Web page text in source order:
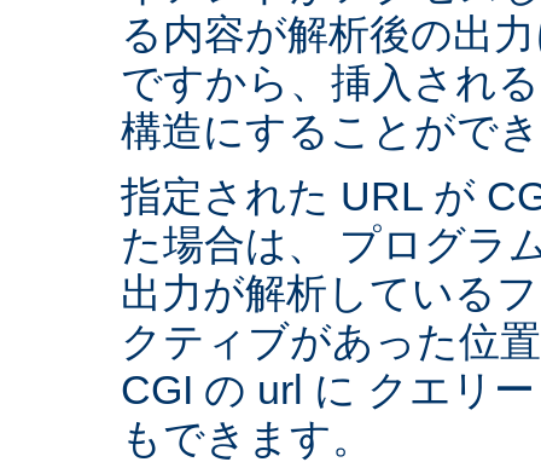
る内容が解析後の出
ですから、挿入され
構造にすることがで
指定された URL が
た場合は、 プログラ
出力が解析している
クティブがあった位
CGI の url に クエリ
もできます。